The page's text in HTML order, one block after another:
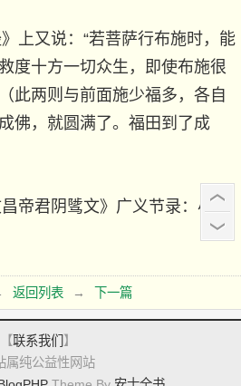
》上又说：“若菩萨行布施时，能
度十方一切众生，即使布施很
此两则与前面施少福多，各自
佛，就圆满了。福田到了成
昌帝君阴骘文》广义节录：小施
返回列表 → 下一篇
【联系我们 】
属纯公益性网站